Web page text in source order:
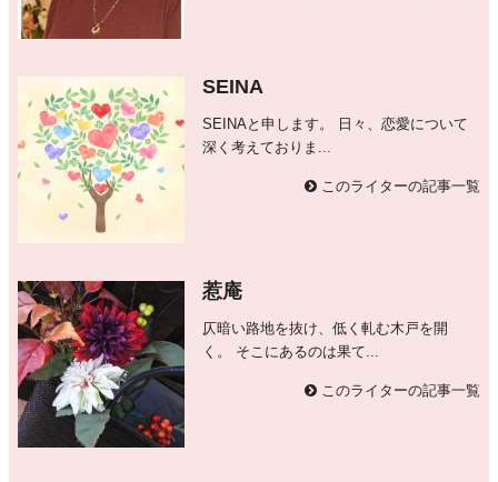
SEINA
SEINAと申します。 日々、恋愛について
深く考えておりま...
このライターの記事一覧
惹庵
仄暗い路地を抜け、低く軋む木戸を開
く。 そこにあるのは果て...
このライターの記事一覧